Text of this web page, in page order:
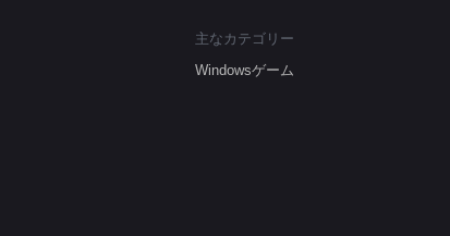
主なカテゴリー
Windowsゲーム